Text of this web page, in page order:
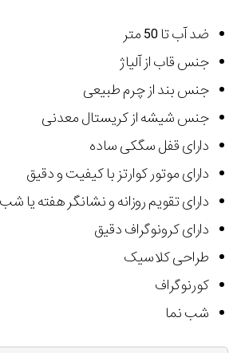
ضد آب تا 50 متر
جنس قاب از آلیاژ
جنس بند از چرم طبیعی
جنس شیشه از کریستال معدنی
دارای قفل سگکی ساده
دارای موتور کوارتز با کیفیت و دقیق
دارای تقویم روزانه و نشانگر هفته یا
دارای کرونوگراف دقیق
طراحی کلاسیک
کورنوگراف
شب نما